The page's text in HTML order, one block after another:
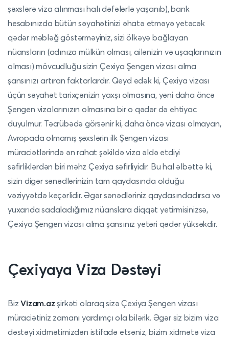
şəxslərə viza alınması halı dəfələrlə yaşanıb), bank
hesabınızda bütün səyahətinizi əhatə etməyə yetəcək
qədər məbləğ göstərməyiniz, sizi ölkəyə bağlayan
nüansların (adınıza mülkün olması, ailənizin və uşaqlarınızın
olması) mövcudluğu sizin Çexiya Şengen vizası alma
şansınızı artıran faktorlardır. Qeyd edək ki, Çexiya vizası
üçün səyahət tarixçənizin yaxşı olmasına, yəni daha öncə
Şengen vizalarınızın olmasına bir o qədər də ehtiyac
duyulmur. Təcrübədə görsənir ki, daha öncə vizası olmayan,
Avropada olmamış şəxslərin ilk Şengen vizası
müraciətlərində ən rahat şəkildə viza əldə etdiyi
səfirliklərdən biri məhz Çexiya səfirliyidir. Bu hal əlbəttə ki,
sizin digər sənədlərinizin tam qaydasında olduğu
vəziyyətdə keçərlidir. Əgər sənədləriniz qaydasındadırsa və
yuxarıda sadaladığımız nüanslara diqqət yetirmisinizsə,
Çexiya Şengen vizası alma şansınız yetəri qədər yüksəkdir.
Çexiyaya Viza Dəstəyi
BizVizam.az şirkəti olaraq sizə Çexiya Şengen vizası
müraciətiniz zamanı yardımçı ola bilərik. Əgər siz bizim viza
dəstəyi xidmətimizdən istifadə etsəniz, bizim xidmətə viza